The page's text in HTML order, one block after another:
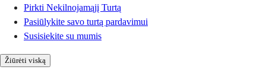
Pirkti Nekilnojamąjį Turtą
Pasiūlykite savo turtą pardavimui
Susisiekite su mumis
Žiūrėti viską